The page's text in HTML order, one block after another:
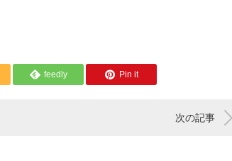
feedly Pin it
次の記事